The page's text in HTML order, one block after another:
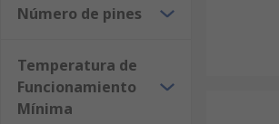
Número de pines
Temperatura de
Funcionamiento
Mínima